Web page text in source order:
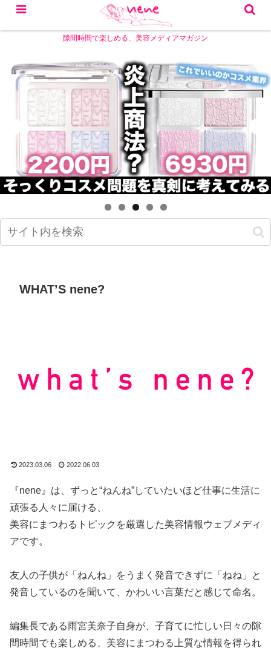
隙間時間で楽しめる、美容メディアマガジン
WHAT’S nene?
2023.03.06 2022.06.03
『nene』は、ずっと“ねんね”していたいほど仕事に生活に
頑張る人々に届ける、
美容にまつわるトピックを厳選した美容情報ウェブメディ
アです。
友人の子供が「ねんね」をうまく発音できずに「ねね」と
発音しているのを聞いて、かわいい言葉だと感じて命名。
編集長である雨宮美奈子自身が、子育てに忙しい日々の隙
間時間でも楽しめる、美容にまつわる上質な情報を得られ